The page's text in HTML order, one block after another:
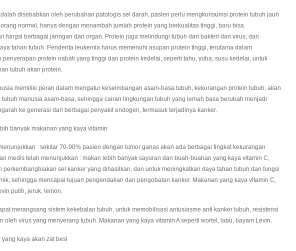
disebabkan oleh perubahan patologis sel darah, pasien perlu mengkonsumsi protein tubuh jauh
normal, hanya dengan menambah jumlah protein yang berkualitas tinggi, baru bisa
fungsi berbagai jaringan dan organ. Protein juga melindungi tubuh dari bakteri dan virus, dan
tahan tubuh. Penderita leukemia harus memenuhi asupan protein tinggi, terutama dalam
penyerapan protein nabati yang tinggi dan protein kedelai, seperti tahu, yuba, susu kedelai, untuk
tubuh akan protein.
memiliki peran dalam mengatur keseimbangan asam-basa tubuh, kekurangan protein tubuh, akan
tubuh manusia asam-basa, sehingga cairan lingkungan tubuh yang lemah basa berubah menjadi
ke generasi dari berbagai penyakit endogen, termasuk terjadinya kanker.
banyak makanan yang kaya vitamin
: sekitar 70-90% pasien dengan tumor ganas akan ada berbagai tingkat kekurangan
medis telah menunjukkan : makan lebih banyak sayuran dan buah-buahan yang kaya vitamin C,
perkembangbiakan sel kanker yang dihasilkan, dan untuk meningkatkan daya tahan tubuh dan fungsi
sehingga mencapai tujuan pengendalian dan pengobatan kanker. Makanan yang kaya vitamin C,
putih, jeruk, lemon.
merangsang sistem kekebalan tubuh, untuk memobilisasi antusiasme anti kanker tubuh, resistensi
oleh virus yang menyerang tubuh. Makanan yang kaya vitamin A seperti wortel, labu, bayam Levin.
kaya akan zat besi